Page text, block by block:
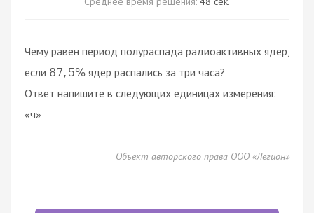
Чему равен период полураспада радиоактивных ядер,
если 87, 5% ядер распались за три часа?
Ответ напишите в следующих единицах измерения:
«ч»
Объект авторского права ООО «Легион»